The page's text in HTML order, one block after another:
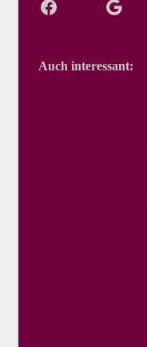
Auch interessant: